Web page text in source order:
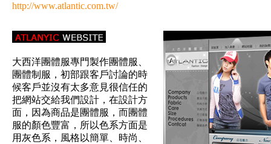
http://www.atlantic.com.tw/
大西洋團體服專門製作團體服、
團體制服，初部跟客戶討論的時
候客戶並沒有太多意見很信任的
把網站交給我們設計，在設計方
面，因為商品是團體服，而團體
服的顏色豐富，所以色系方面是
用灰色系，風格以簡單、時尚、